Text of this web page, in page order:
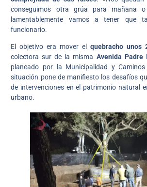
conseguimos otra grúa para mañana
lamentablemente vamos a tener que
funcionario.
El objetivo era mover el quebracho unos
colectora sur de la misma Avenida Padre
planeado por la Municipalidad y
situación pone de manifiesto los desafíos
de intervenciones en el patrimonio natural
urbano.